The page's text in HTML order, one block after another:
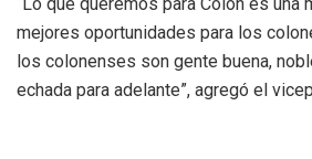
mejores oportunidades para los
los colonenses son gente buena,
echada para adelante”, agregó el